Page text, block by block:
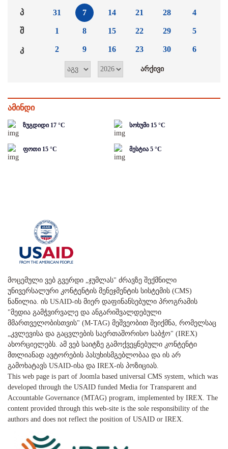
პ
შ
კ
31
1
2
7
8
9
14
15
16
21
22
23
28
29
30
4
5
6
ამინდი
ზუგდიდი 17 °C სოხუმი 15 °C
ფოთი 15 °C მესტია 5 °C
მოცემული ვებ გვერდი „ჯუმლას" ძრავზე შექმნილი
უნივერსალური კონტენტის მენეჯმენტის სისტემის (CMS)
ნაწილია. ის USAID-ის მიერ დაფინანსებული პროგრამის
"მედია გამჭვირვალე და ანგარიშვალდებული
მმართველობისთვის" (M-TAG) მეშვეობით შეიქმნა, რომელსაც
„კვლევისა და გაცვლების საერთაშორისო საბჭო" (IREX)
ახორციელებს. ამ ვებ საიტზე გამოქვეყნებული კონტენტი
მთლიანად ავტორების პასუხისმგებლობაა და ის არ
გამოხატავს USAID-ისა და IREX-ის პოზიციას.
This web page is part of Joomla based universal CMS system, which was
developed through the USAID funded Media for Transparent and
Accountable Governance (MTAG) program, implemented by IREX. The
content provided through this web-site is the sole responsibility of the
authors and does not reflect the position of USAID or IREX.